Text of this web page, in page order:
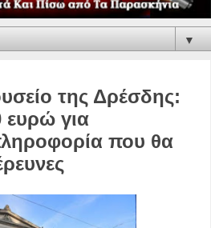
▼
της Δρέσδης:
ευρώ για
που θα